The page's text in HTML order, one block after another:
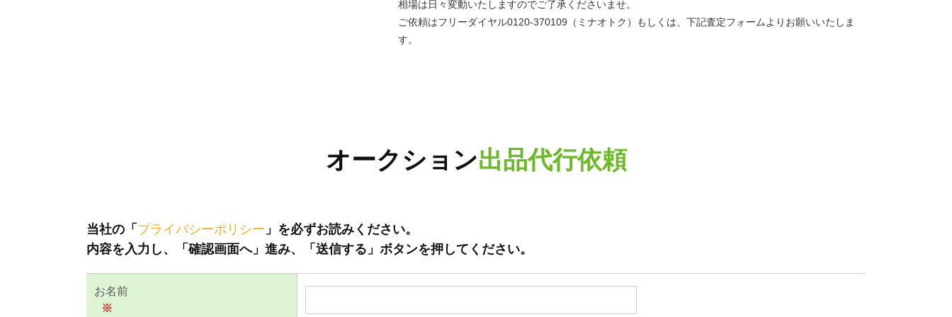
相場は日々変動いたしますのでご了承くださいませ。
ご依頼はフリーダイヤル0120-370109（ミナオトク）もしくは、下記査定フォームよりお願いいたしま
す。
オークション出品代行依頼
当社の「 プライバシーポリシー 」を必ずお読みください。
内容を入力し、「確認画面へ」進み、「送信する」ボタンを押してください。
お名前
※